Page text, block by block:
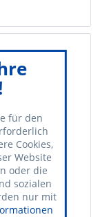
für den
Cookies,
Website
oder die
sozialen
nur mit